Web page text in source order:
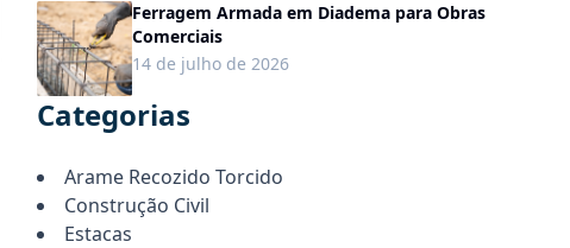
Ferragem Armada em Diadema para Obras
Comerciais
14 de julho de 2026
Categorias
Arame Recozido Torcido
Construção Civil
Estacas